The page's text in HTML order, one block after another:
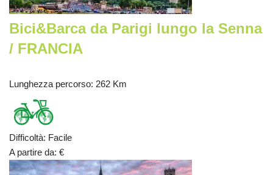
Bici&Barca da Parigi lungo la Senna
/ FRANCIA
Lunghezza percorso: 262 Km
Difficoltà: Facile
A partire da: €